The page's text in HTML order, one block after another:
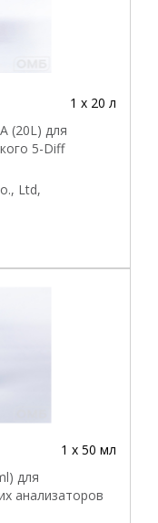
1 х 20 л
(20L) для
5-Diff
Ltd,
1 х 50 мл
для
анализаторов